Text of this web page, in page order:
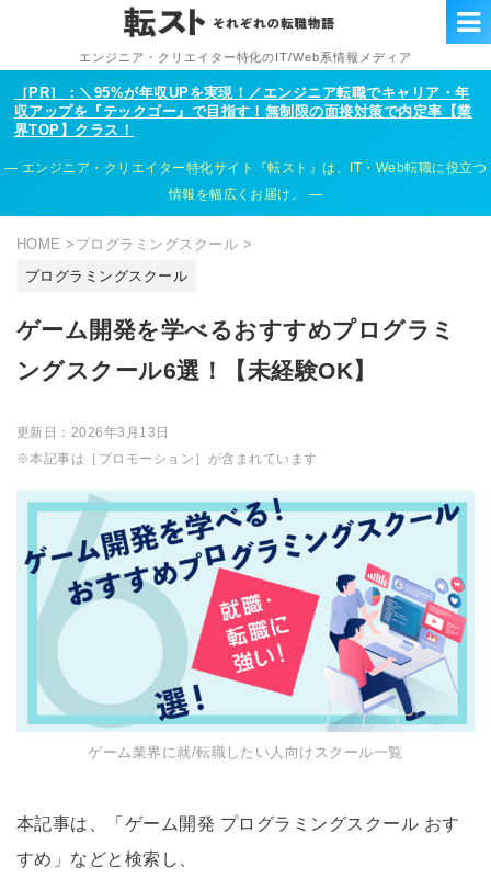
エンジニア・クリエイター特化のIT/Web系情報メディア
［PR］：＼95%が年収UPを実現！／エンジニア転職でキャリア・年
収アップを『テックゴー』で目指す！無制限の面接対策で内定率【業
界TOP】クラス！
エンジニア・クリエイター特化サイト『転スト』は、IT・Web転職に役立つ
情報を幅広くお届け。
HOME > プログラミングスクール >
プログラミングスクール
ゲーム開発を学べるおすすめプログラミ
ングスクール6選！【未経験OK】
更新日： 2026年3月13日
※本記事は［プロモーション］が含まれています
ゲーム業界に就/転職したい人向けスクール一覧
本記事は、「ゲーム開発 プログラミングスクール おす
すめ」などと検索し、